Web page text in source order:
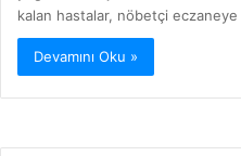
kalan hastalar, nöbetçi
Devamını Oku »